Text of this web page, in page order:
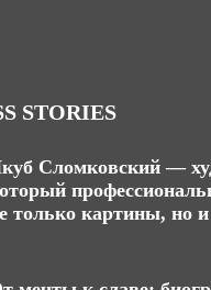
STORIES
Сломковский —
только картины, но